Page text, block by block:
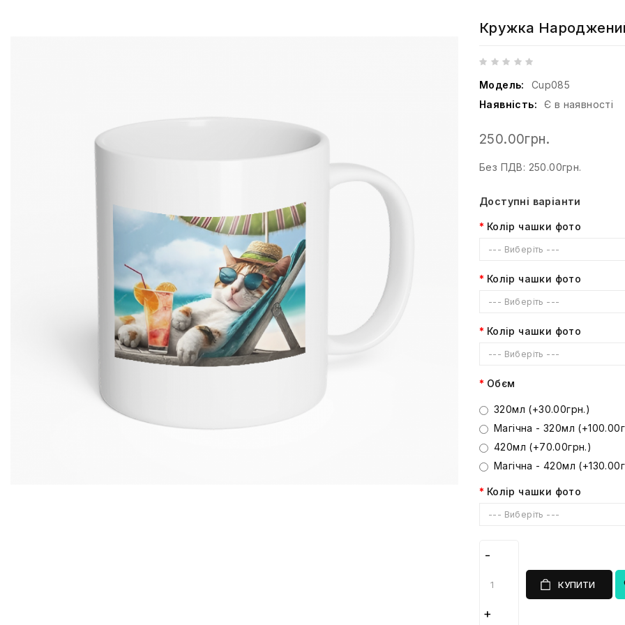
Кружка
Модель:
Cup085
Наявність:
Є в наявності
250.00грн.
Без ПДВ: 250.00грн.
Доступні варіанти
Колір чашки фото
--- Виберіть ---
Колір чашки фото
--- Виберіть ---
Колір чашки фото
--- Виберіть ---
Обєм
320мл (+30.00грн.)
Магічна - 320мл
420мл (+70.00грн.)
Магічна - 420мл
Колір чашки фото
--- Виберіть ---
КУПИТИ